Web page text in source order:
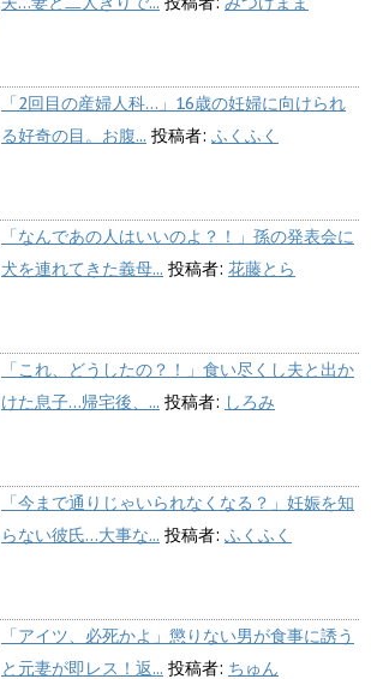
「2回目の産婦人科…」16歳の妊婦に向けられ
る好奇の目。お腹... 投稿者: ふくふく
「なんであの人はいいのよ？！」孫の発表会に
犬を連れてきた義母... 投稿者: 花藤とら
「これ、どうしたの？！」食い尽くし夫と出か
けた息子…帰宅後、... 投稿者: しろみ
「今まで通りじゃいられなくなる？」妊娠を知
らない彼氏…大事な... 投稿者: ふくふく
「アイツ、必死かよ」懲りない男が食事に誘う
と元妻が即レス！返... 投稿者: ちゅん